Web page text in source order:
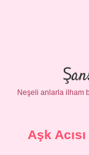
Neşeli anlarla ilham
Aşk